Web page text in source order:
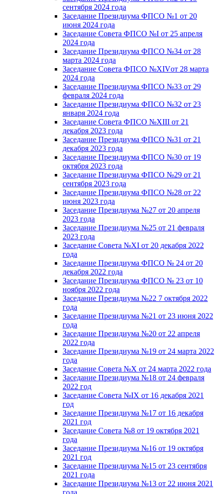
сентября 2024 года
Заседание Президиума ФПСО №1 от 20
июня 2024 года
Заседание Совета ФПСО №I от 25 апреля
2024 года
Заседание Президиума ФПСО №34 от 28
марта 2024 года
Заседание Совета ФПСО №XIVот 28 марта
2024 года
Заседание Президиума ФПСО №33 от 29
февраля 2024 года
Заседание Президиума ФПСО №32 от 23
января 2024 года
Заседание Совета ФПСО №XIII от 21
декабря 2023 года
Заседание Президиума ФПСО №31 от 21
декабря 2023 года
Заседание Президиума ФПСО №30 от 19
октября 2023 года
Заседание Президиума ФПСО №29 от 21
сентября 2023 года
Заседание Президиума ФПСО №28 от 22
июня 2023 года
Заседание Президиума №27 от 20 апреля
2023 года
Заседание Президиума №25 от 21 февраля
2023 года
Заседание Совета №XI от 20 декабря 2022
года
Заседание Президиума ФПСО № 24 от 20
декабря 2022 года
Заседание Президиума ФПСО № 23 от 10
ноября 2022 года
Заседание Президиума №22 7 октября 2022
года
Заседание Президиума №21 от 23 июня 2022
года
Заседание Президиума №20 от 22 апреля
2022 года
Заседание Президиума №19 от 24 марта 2022
года
Заседание Совета №X от 24 марта 2022 года
Заседание Президиума №18 от 24 февраля
2022 год
Заседание Совета №IX от 16 декабря 2021
год
Заседание Президиума №17 от 16 декабря
2021 год
Заседание Совета №8 от 19 октября 2021
года
Заседание Президиума №16 от 19 октября
2021 год
Заседание Президиума №15 от 23 сентября
2021 года
Заседание Президиума №13 от 22 июня 2021
года